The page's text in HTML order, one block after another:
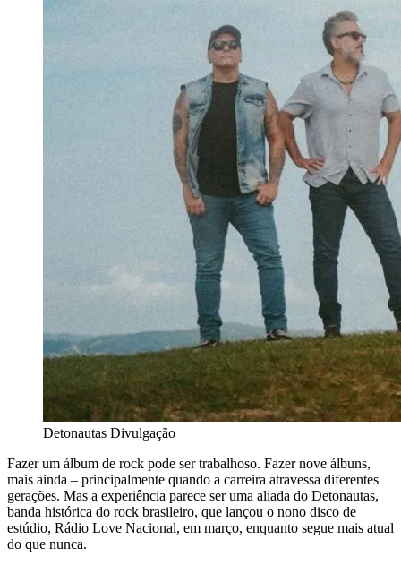
Detonautas Divulgação
Fazer um álbum de rock pode ser trabalhoso. Fazer nove álbuns,
mais ainda – principalmente quando a carreira atravessa diferentes
gerações. Mas a experiência parece ser uma aliada do Detonautas,
banda histórica do rock brasileiro, que lançou o nono disco de
estúdio, Rádio Love Nacional, em março, enquanto segue mais atual
do que nunca.